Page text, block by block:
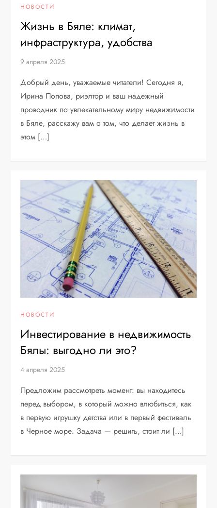
НОВОСТИ
Жизнь в Бяле: климат,
инфраструктура, удобства
9 апреля 2025
Добрый день, уважаемые читатели! Сегодня я,
Ирина Попова, риэлтор и ваш надежный
проводник по увлекательному миру недвижимости
в Бяле, расскажу вам о том, что делает жизнь в
этом […]
НОВОСТИ
Инвестирование в недвижимость
Бялы: выгодно ли это?
4 апреля 2025
Предложим рассмотреть момент: вы находитесь
перед выбором, в который можно влюбиться, как
в первую игрушку детства или в первый фестиваль
в Черное море. Задача — решить, стоит ли […]